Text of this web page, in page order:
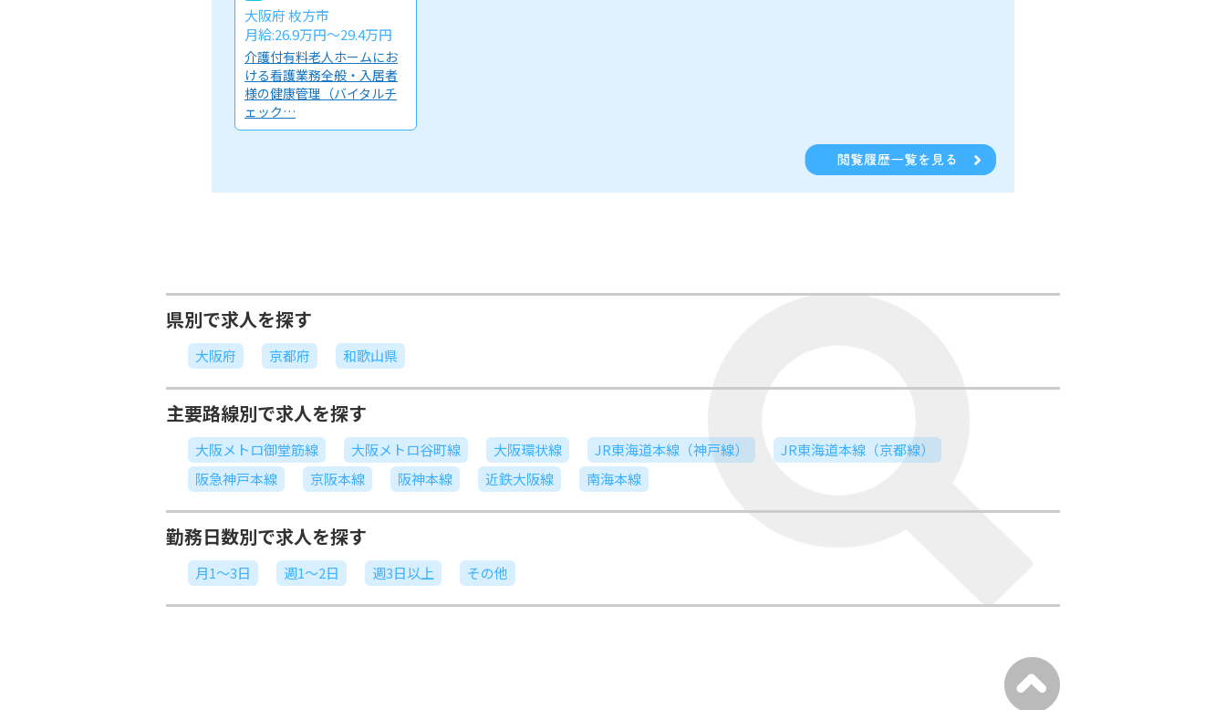
大阪府 枚方市
月給:26.9万円～29.4万円
介護付有料老人ホームにお
ける看護業務全般・入居者
様の健康管理（バイタルチ
ェック…
県別で求人を探す
大阪府 京都府 和歌山県
主要路線別で求人を探す
大阪メトロ御堂筋線 大阪メトロ谷町線 大阪環状線 JR東海道本線（神戸線）
JR東海道本線（京都線）
阪急神戸本線
京阪本線 阪神本線 近鉄大阪線 南海本線
勤務日数別で求人を探す
月1～3日 週1～2日 週3日以上 その他